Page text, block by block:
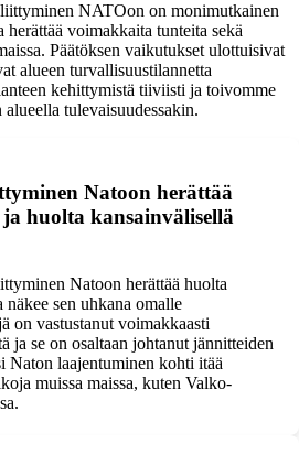
NATOon on monimutkainen
voimakkaita tunteita sekä
Päätöksen vaikutukset ulottuisivat
alueen turvallisuustilannetta
kehittymistä tiiviisti ja toivomme
tulevaisuudessakin.
Natoon herättää
huolta kansainvälisellä
Natoon herättää huolta
sen uhkana omalle
on vastustanut voimakkaasti
ja se on osaltaan johtanut jännitteiden
Naton laajentuminen kohti itää
muissa maissa, kuten Valko-